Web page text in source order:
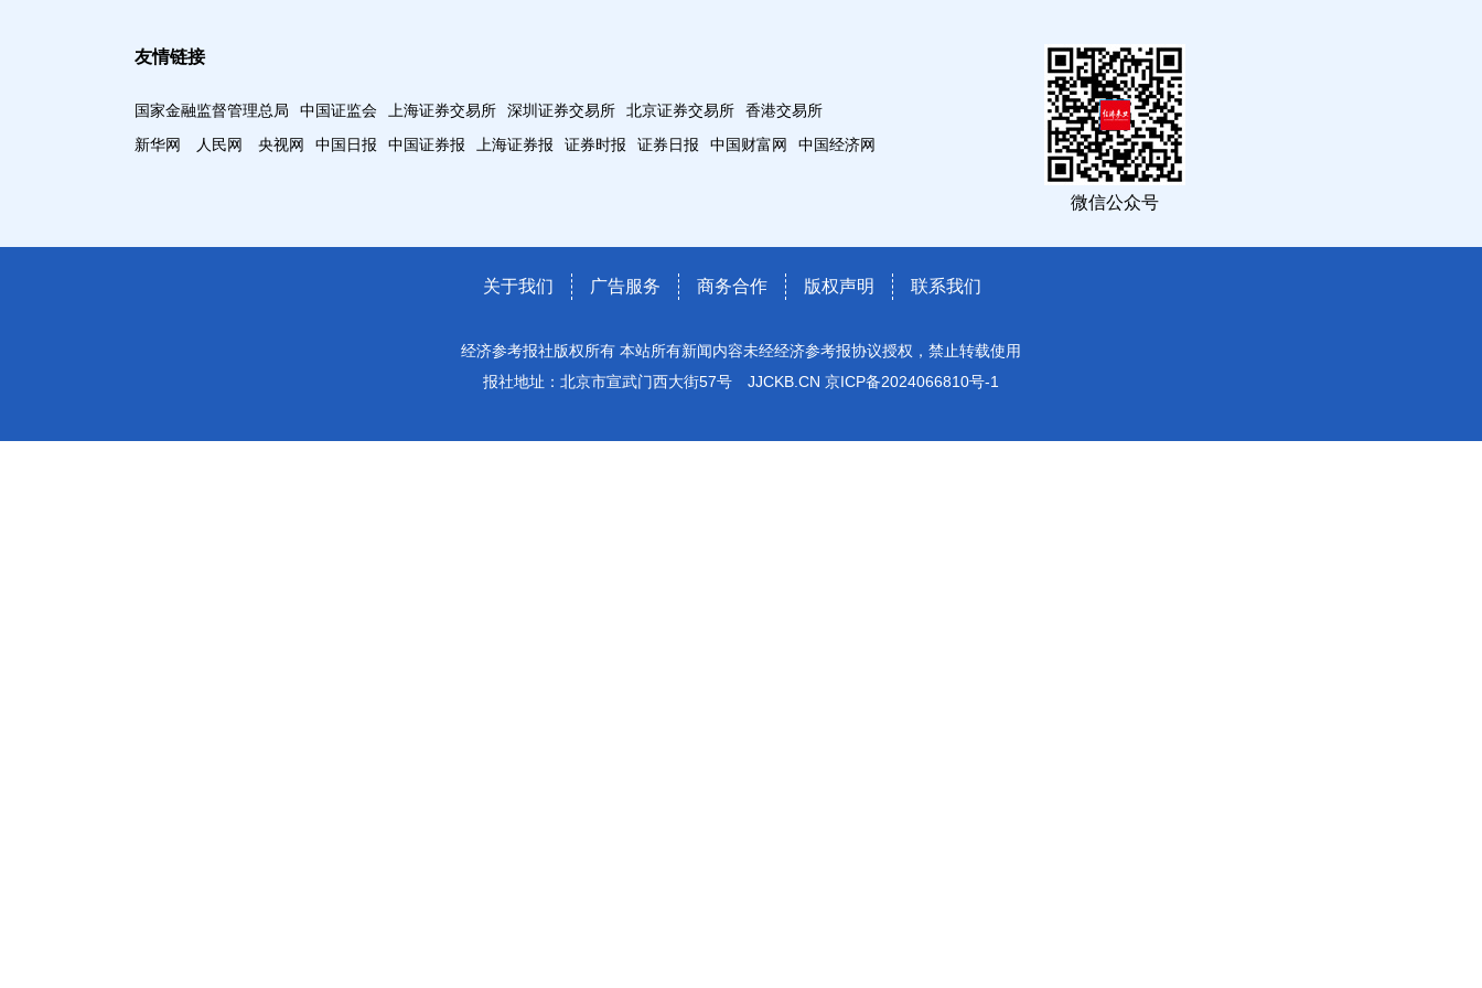
友情链接
国家金融监督管理总局 中国证监会 上海证券交易所 深圳证券交易所 北京证券交易所
香港交易所
新华网
人民网 央视网 中国日报 中国证券报 上海证券报 证券时报 证券日报 中国财富网 中国经济网
微信公众号
关于我们 广告服务 商务合作 版权声明 联系我们
经济参考报社版权所有 本站所有新闻内容未经经济参考报协议授权，禁止转载使用
报社地址：北京市宣武门西大街57号 JJCKB.CN 京ICP备2024066810号-1